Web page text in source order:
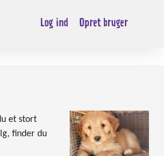
Log ind Opret bruger
et stort
finder du